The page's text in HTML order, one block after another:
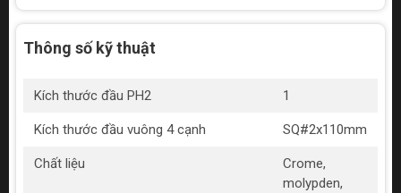
Thông số kỹ thuật
Kích thước đầu PH2 1
Kích thước đầu vuông 4 cạnh SQ#2x110mm
Chất liệu
Crome,
molypden,